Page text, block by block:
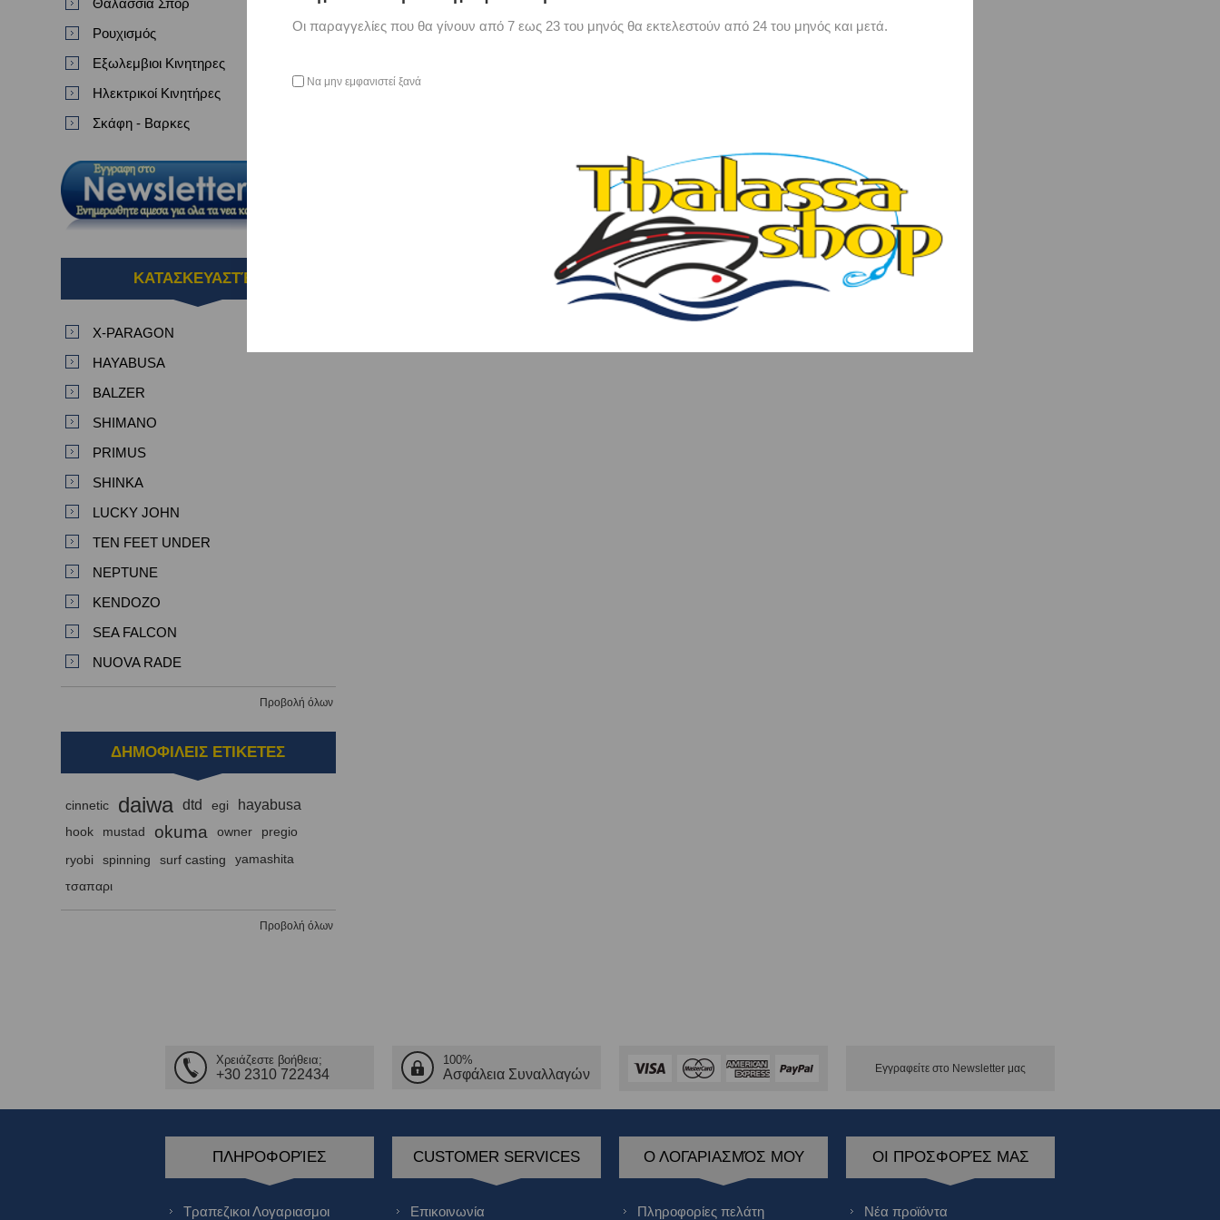
Θαλασσια Σπορ
Ρουχισμός
Εξωλεμβιοι Κινητηρες
Ηλεκτρικοί Κινητήρες
Σκάφη - Βαρκες
ΚΑΤΑΣΚΕΥΑΣΤΈΣ
X-PARAGON
HAYABUSA
BALZER
SHIMANO
PRIMUS
SHINKA
LUCKY JOHN
TEN FEET UNDER
NEPTUNE
KENDOZO
SEA FALCON
NUOVA RADE
Προβολή όλων
ΔΗΜΟΦΙΛΕΙΣ ΕΤΙΚΕΤΕΣ
cinnetic daiwa dtd egi hayabusa
hook mustad okuma owner pregio
ryobi spinning surf casting
yamashita
τσαπαρι
Προβολή όλων
Χρειάζεστε βοήθεια;
+30 2310 722434
100%
Ασφάλεια Συναλλαγών Εγγραφείτε στο Νewsletter μας
ΠΛΗΡΟΦΟΡΊΕΣ
Τραπεζικοι Λογαριασμοι
CUSTOMER SERVICES
Επικοινωνία
Ο ΛΟΓΑΡΙΑΣΜΌΣ ΜΟΥ
Πληροφορίες πελάτη
ΟΙ ΠΡΟΣΦΟΡΈΣ ΜΑΣ
Νέα προϊόντα
Οι παραγγελίες που θα γίνουν από 7 εως 23 του μηνός θα εκτελεστούν από 24 του μηνός και μετά.
Να μην εμφανιστεί ξανά